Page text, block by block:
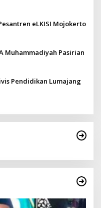
eLKISI Mojokerto
Muhammadiyah Pasirian
Pendidikan Lumajang